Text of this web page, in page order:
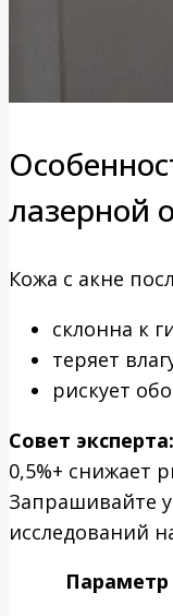
лазерной
Кожа с акне
склонна к
теряет
рискует
Совет эксперта:
0,5%+ снижает
Запрашивайте
исследований
Параметр